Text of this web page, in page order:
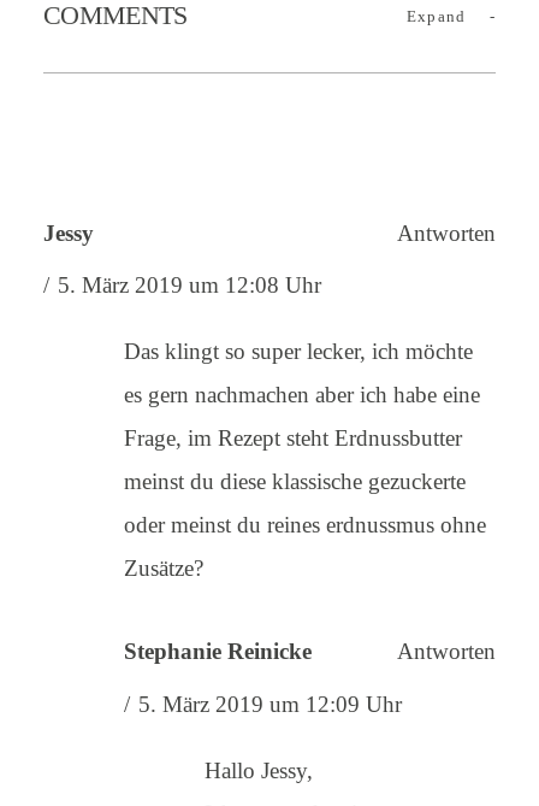
COMMENTS Expand -
Jessy
5. März 2019 um 12:08 Uhr
Das klingt so super lecker, ich möchte
es gern nachmachen aber ich habe eine
Frage, im Rezept steht Erdnussbutter
meinst du diese klassische gezuckerte
oder meinst du reines erdnussmus ohne
Zusätze?
Antworten
Stephanie Reinicke
5. März 2019 um 12:09 Uhr
Hallo Jessy,
Antworten